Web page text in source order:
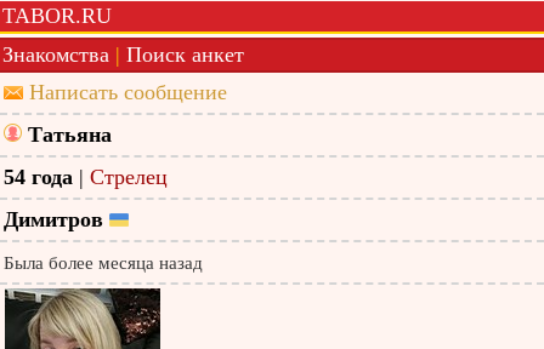
TABOR.RU
Знакомства | Поиск анкет
Написать сообщение
Татьяна
54 года | Стрелец
Димитров
Была более месяца назад